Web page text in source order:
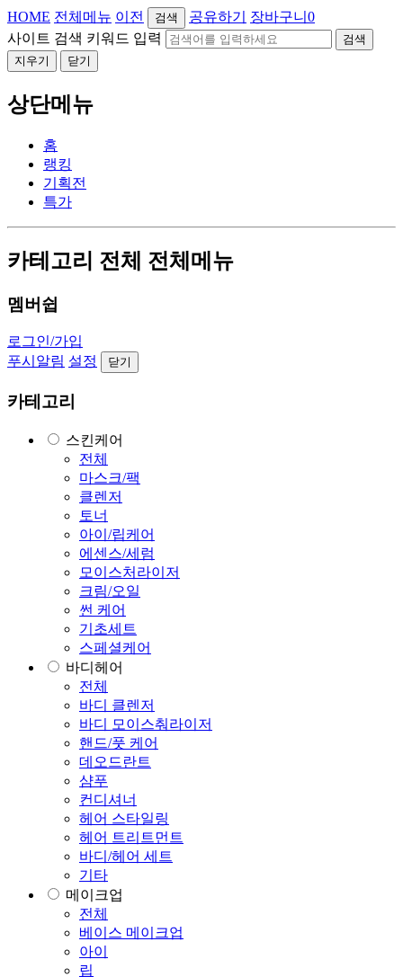
HOME 전체메뉴 이전 검색 공유하기 장바구니 0
사이트 검색 키워드 입력
검색
지우기
닫기
상단메뉴
홈
랭킹
기획전
특가
카테고리 전체 전체메뉴
멤버쉽
로그인/가입
푸시알림 설정 닫기
카테고리
스킨케어
전체
마스크/팩
클렌저
토너
아이/립케어
에센스/세럼
모이스처라이저
크림/오일
썬 케어
기초세트
스페셜케어
바디헤어
전체
바디 클렌저
바디 모이스춰라이저
핸드/풋 케어
데오드란트
샴푸
컨디셔너
헤어 스타일링
헤어 트리트먼트
바디/헤어 세트
기타
메이크업
전체
베이스 메이크업
아이
립